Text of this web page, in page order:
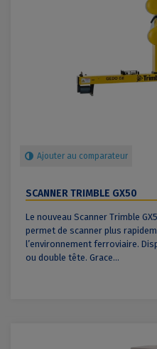
Ajouter au comparateur
SCANNER TRIMBLE GX50
Le nouveau Scanner Trimble
permet de scanner plus
l’environnement ferroviaire.
ou double tête. Grace...